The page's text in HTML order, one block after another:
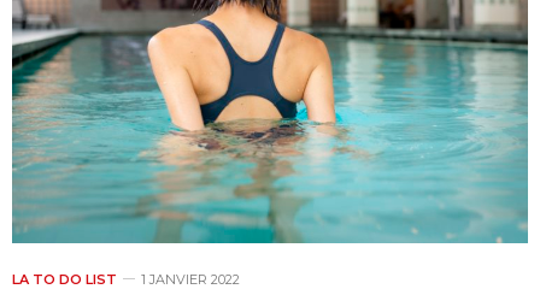
LA TO DO LIST 1 JANVIER 2022